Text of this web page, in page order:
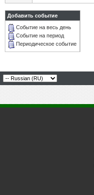
Добавить событие
Событие на весь день
Событие на период
Периодическое событие